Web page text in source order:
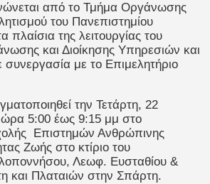
από το Τμήμα Οργάνωσης
του Πανεπιστημίου
της λειτουργίας του
και Διοίκησης Υπηρεσιών και
συνεργασία με το Επιμελητήριο
την Τετάρτη, 22
ώρα 5:00 έως 9:15 μμ στο
Επιστημών Ανθρώπινης
Ζωής στο κτίριο του
Λεωφ. Ευσταθίου &
και Πλαταιών στην Σπάρτη.